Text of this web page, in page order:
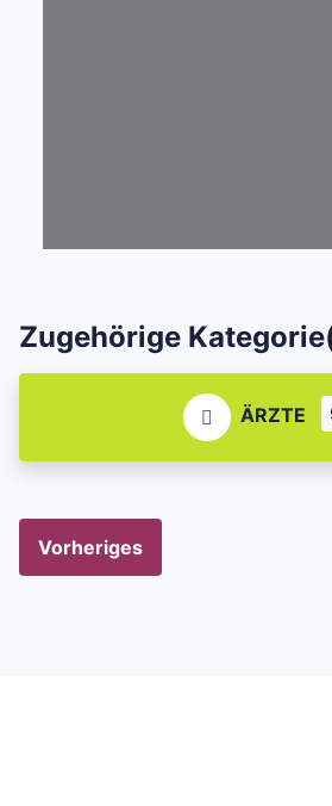
Zugehörige
ÄRZTE
Vorheriges